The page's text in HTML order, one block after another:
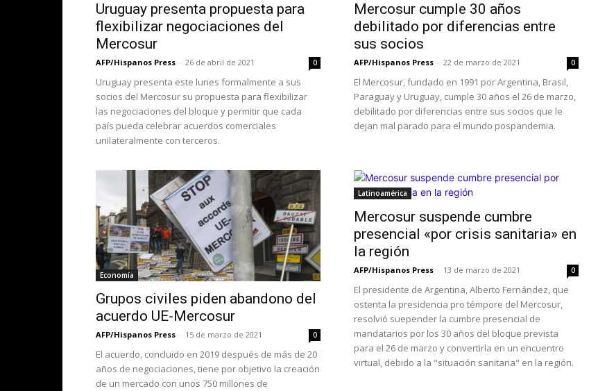
Uruguay presenta propuesta para
flexibilizar negociaciones del
Mercosur
AFP/Hispanos Press - 26 de abril de 2021 0
Uruguay presenta este lunes formalmente a sus
socios del Mercosur su propuesta para flexibilizar
las negociaciones del bloque y permitir que cada
país pueda celebrar acuerdos comerciales
unilateralmente con terceros.
Mercosur cumple 30 años
debilitado por diferencias entre
sus socios
AFP/Hispanos Press - 22 de marzo de 2021 0
El Mercosur, fundado en 1991 por Argentina, Brasil,
Paraguay y Uruguay, cumple 30 años el 26 de marzo,
debilitado por diferencias entre sus socios que le
dejan mal parado para el mundo pospandemia.
Economía
Grupos civiles piden abandono del
acuerdo UE-Mercosur
AFP/Hispanos Press - 15 de marzo de 2021 0
El acuerdo, concluido en 2019 después de más de 20
años de negociaciones, tiene por objetivo la creación
de un mercado con unos 750 millones de
Latinoamérica
Mercosur suspende cumbre
presencial «por crisis sanitaria» en
la región
AFP/Hispanos Press - 13 de marzo de 2021 0
El presidente de Argentina, Alberto Fernández, que
ostenta la presidencia pro témpore del Mercosur,
resolvió suepender la cumbre presencial de
mandatarios por los 30 años del bloque prevista
para el 26 de marzo y convertirla en un encuentro
virtual, debido a la "situación sanitaria" en la región.